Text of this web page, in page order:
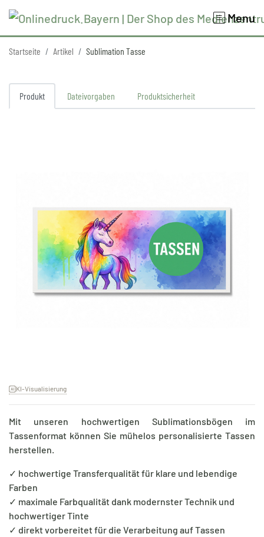
Menu
Startseite Artikel Sublimation Tasse
Produkt Dateivorgaben Produktsicherheit
KI-Visualisierung
Mit unseren hochwertigen Sublimationsbögen im
Tassenformat können Sie mühelos personalisierte Tassen
herstellen.
✓ hochwertige Transferqualität für klare und lebendige
Farben
✓ maximale Farbqualität dank modernster Technik und
hochwertiger Tinte
✓ direkt vorbereitet für die Verarbeitung auf Tassen